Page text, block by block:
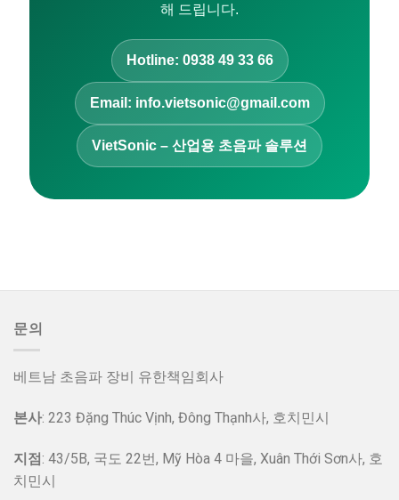
해 드립니다.
Hotline: 0938 49 33 66
Email: info.vietsonic@gmail.com
VietSonic – 산업용 초음파 솔루션
문의
베트남 초음파 장비 유한책임회사
본사: 223 Đặng Thúc Vịnh, Đông Thạnh사, 호치민시
지점: 43/5B, 국도 22번, Mỹ Hòa 4 마을, Xuân Thới Sơn사, 호
치민시